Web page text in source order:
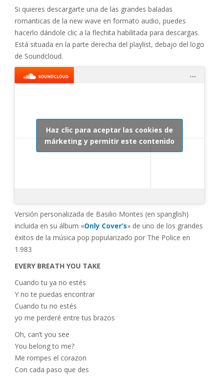
Si quieres descargarte una de las grandes baladas
romanticas de la new wave en formato audio, puedes
hacerlo dándole clic a la flechita habilitada para descargas.
Está situada en la parte derecha del playlist, debajo del logo
de Soundcloud.
Haz clic para aceptar las cookies de
márketing y permitir este contenido
Versión personalizada de Basilio Montes (en spanglish)
incluida en su álbum «Only Cover’s» de uno de los grandes
éxitos de la música pop popularizado por The Police en
1.983
EVERY BREATH YOU TAKE
Cuando tu ya no estés
Y no te puedas encontrar
Cuando tu no estés
yo me perderé entre tus brazos
Oh, can’t you see
You belong to me?
Me rompes el corazon
Con cada paso que des